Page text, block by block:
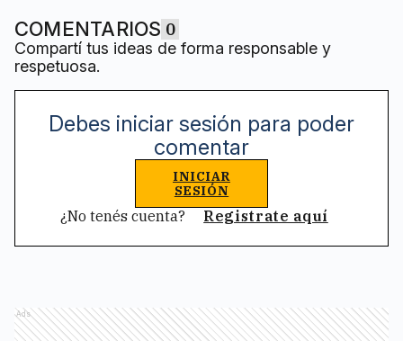
COMENTARIOS 0
Compartí tus ideas de forma responsable y
respetuosa.
Debes iniciar sesión para poder
comentar
INICIAR
SESIÓN
¿No tenés cuenta? Registrate aquí
Ads